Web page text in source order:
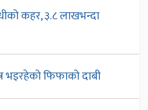
कहर, ३.८ लाखभन्दा
भइरहेको फिफाको दाबी